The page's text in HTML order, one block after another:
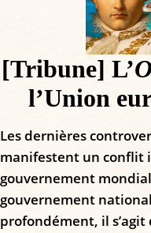
[Tribune] L’
l’Union
Les dernières
manifestent un conflit
gouvernement
gouvernement
profondément, il